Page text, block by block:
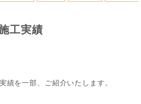
工実績
績を一部、ご紹介いたします。